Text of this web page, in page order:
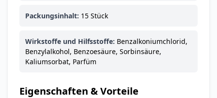
Packungsinhalt: 15 Stück
Wirkstoffe und Hilfsstoffe: Benzalkoniumchlorid,
Benzylalkohol, Benzoesäure, Sorbinsäure,
Kaliumsorbat, Parfüm
Eigenschaften & Vorteile